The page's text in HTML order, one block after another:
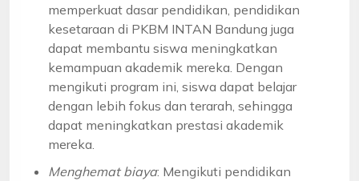
memperkuat dasar pendidikan, pendidikan
kesetaraan di PKBM INTAN Bandung juga
dapat membantu siswa meningkatkan
kemampuan akademik mereka. Dengan
mengikuti program ini, siswa dapat belajar
dengan lebih fokus dan terarah, sehingga
dapat meningkatkan prestasi akademik
mereka.
Menghemat biaya: Mengikuti pendidikan